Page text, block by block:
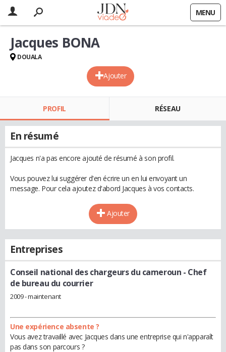
MENU
Ajouter
Jacques BONA
DOUALA
PROFIL RÉSEAU
En résumé
Jacques n'a pas encore ajouté de résumé à son profil.
Vous pouvez lui suggérer d'en écrire un en lui envoyant un
message. Pour cela ajoutez d'abord Jacques à vos contacts.
Ajouter
Entreprises
Conseil national des chargeurs du cameroun - Chef
de bureau du courrier
2009 - maintenant
Une expérience absente ?
Vous avez travaillé avec Jacques dans une entreprise qui n'apparaît
pas dans son parcours ?